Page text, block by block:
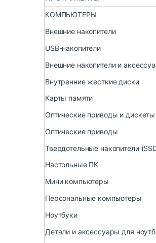
КОМПЬЮТЕРЫ
Внешние накопители
USB-накопители
Внешние накопители и
Внутренние жесткие диски
Карты памяти
Оптические приводы и дискеты
Оптические приводы
Твердотельные накопители
Настольные ПК
Мини компьютеры
Персональные компьютеры
Ноутбуки
Детали и аксессуары для